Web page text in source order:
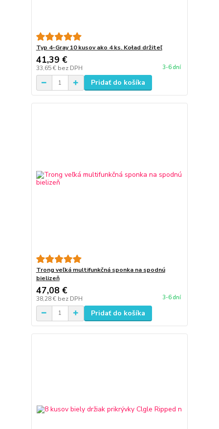
Typ 4-Gray 10 kusov ako 4 ks. Koład držiteľ
41,39 €
33,65 € bez DPH 3-6 dní
Pridať do košíka
Trong veľká multifunkčná sponka na spodnú
bielizeň
47,08 €
38,28 € bez DPH 3-6 dní
Pridať do košíka